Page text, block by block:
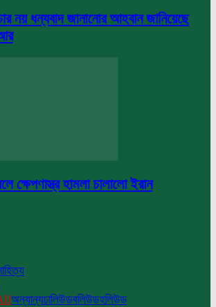
নয় ধন্যবাদ জানানোর আহবান জানিয়েছে
ক্ষেপণাস্ত্র হামলা চালালো ইরান
অন্যান্যঢালিউডবলিউডহলিউড